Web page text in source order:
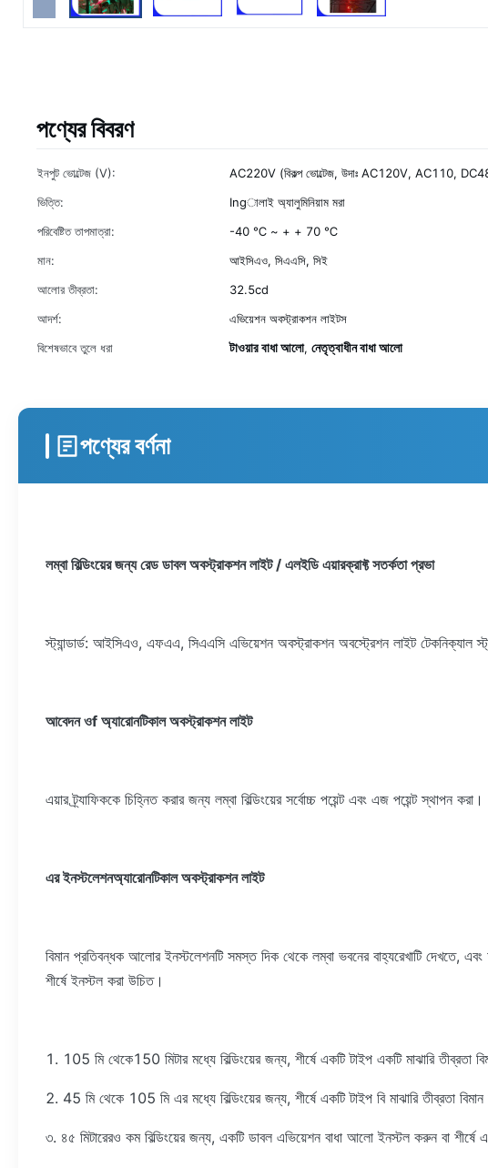
পণ্যের বিবরণ
ইনপুট ভোল্টেজ (V): AC220V (বিকল্প ভোল্টেজ, উদাঃ AC120V, AC110,
ভিত্তি:
Ingালাই অ্যালুমিনিয়াম মরা
পরিবেষ্টিত তাপমাত্রা:
-40 ℃ ~ + + 70 ℃
মান:
আইসিএও, সিএএসি, সিই
আলোর তীব্রতা:
32.5cd
আদর্শ:
এভিয়েশন অবস্ট্রাকশন লাইটস
বিশেষভাবে তুলে ধরা
টাওয়ার বাধা আলো, নেতৃত্বাধীন বাধা আলো
পণ্যের বর্ণনা
লম্বা বিল্ডিংয়ের জন্য রেড ডাবল অবস্ট্রাকশন লাইট / এলইডি এয়ারক্রাফ্ট সতর্কতা প্রভা
স্ট্যান্ডার্ড: আইসিএও, এফএএ, সিএএসি এভিয়েশন অবস্ট্রাকশন অবস্ট্রেশন লাইট টেকনিক্যাল
আবেদন ওf অ্যারোনটিকাল অবস্ট্রাকশন লাইট
এয়ার ট্র্যাফিককে চিহ্নিত করার জন্য লম্বা বিল্ডিংয়ের সর্বোচ্চ পয়েন্ট এবং এজ পয়েন্ট স্থাপন করা।
এর ইনস্টলেশনঅ্যারোনটিকাল অবস্ট্রাকশন লাইট
বিমান প্রতিবন্ধক আলোর ইনস্টলেশনটি সমস্ত দিক থেকে লম্বা ভবনের বাহ্যরেখাটি দেখতে,
শীর্ষে ইনস্টল করা উচিত।
1. 105 মি থেকে150 মিটার মধ্যে বিল্ডিংয়ের জন্য, শীর্ষে একটি টাইপ একটি মাঝারি
2. 45 মি থেকে 105 মি এর মধ্যে বিল্ডিংয়ের জন্য, শীর্ষে একটি টাইপ বি মাঝারি তীব্রতা
৩. ৪৫ মিটারেরও কম বিল্ডিংয়ের জন্য, একটি ডাবল এভিয়েশন বাধা আলো ইনস্টল করুন বা